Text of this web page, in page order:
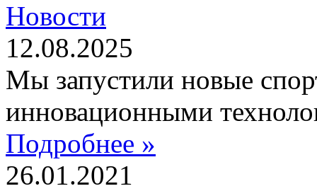
Новости
12.08.2025
Мы запустили новые
инновационными
Подробнее »
26.01.2021